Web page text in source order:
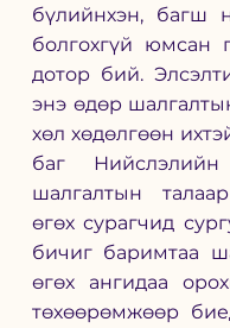
бүлийнхэн, багш
болгохгүй юмсан
дотор бий.
энэ өдөр
хөл хөдөлгөөн
баг
шалгалтын
өгөх сурагчид
бичиг баримтаа
өгөх ангидаа
төхөөрөмжөөр